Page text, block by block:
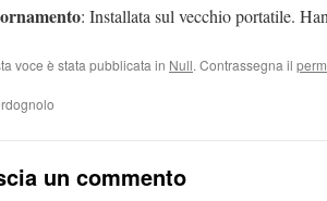
: Installata sul vecchio portatile.
voce è stata pubblicata in Null. Contrassegna il
un commento